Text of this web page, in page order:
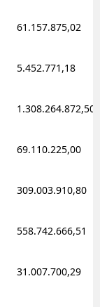
61.157.875,02
5.452.771,18
1.308.264.872,50
69.110.225,00
309.003.910,80
558.742.666,51
31.007.700,29